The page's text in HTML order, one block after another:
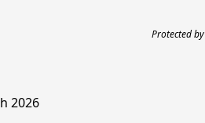
Protected by